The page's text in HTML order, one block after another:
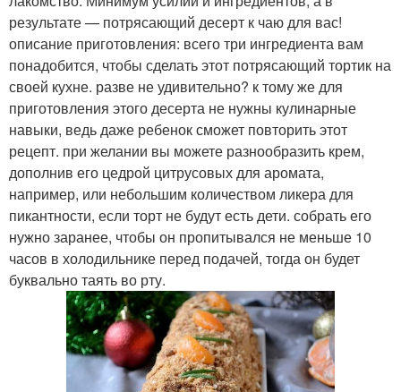
результате — потрясающий десерт к чаю для вас!
описание приготовления: всего три ингредиента вам
понадобится, чтобы сделать этот потрясающий тортик на
своей кухне. разве не удивительно? к тому же для
приготовления этого десерта не нужны кулинарные
навыки, ведь даже ребенок сможет повторить этот
рецепт. при желании вы можете разнообразить крем,
дополнив его цедрой цитрусовых для аромата,
например, или небольшим количеством ликера для
пикантности, если торт не будут есть дети. собрать его
нужно заранее, чтобы он пропитывался не меньше 10
часов в холодильнике перед подачей, тогда он будет
буквально таять во рту.